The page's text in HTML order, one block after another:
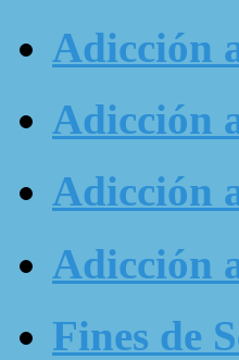
Adicción
Adicción
Adicción
Adicción
Fines de